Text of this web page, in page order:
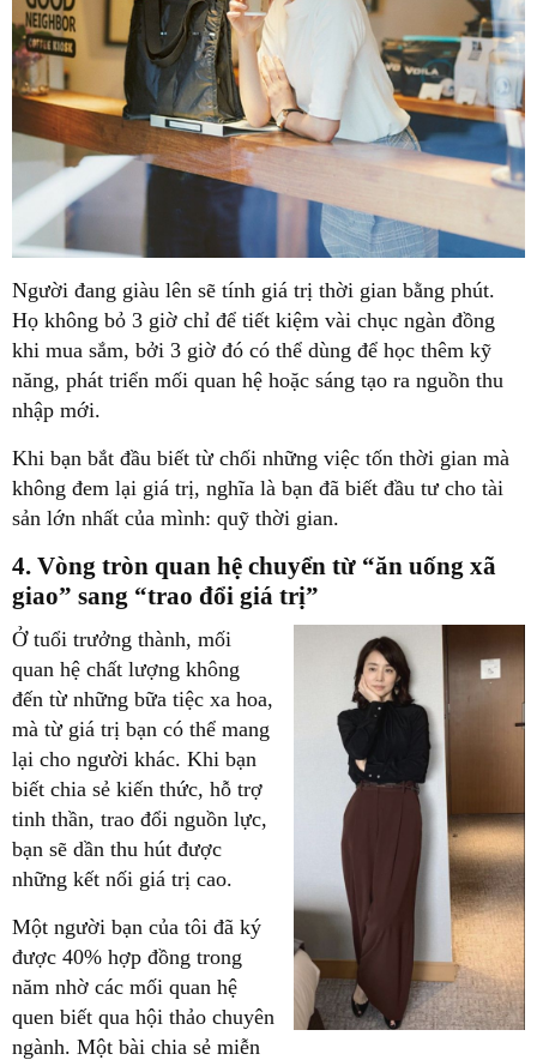
Người đang giàu lên sẽ tính giá trị thời gian bằng phút.
Họ không bỏ 3 giờ chỉ để tiết kiệm vài chục ngàn đồng
khi mua sắm, bởi 3 giờ đó có thể dùng để học thêm kỹ
năng, phát triển mối quan hệ hoặc sáng tạo ra nguồn thu
nhập mới.
Khi bạn bắt đầu biết từ chối những việc tốn thời gian mà
không đem lại giá trị, nghĩa là bạn đã biết đầu tư cho tài
sản lớn nhất của mình: quỹ thời gian.
4. Vòng tròn quan hệ chuyển từ “ăn uống xã
giao” sang “trao đổi giá trị”
Ở tuổi trưởng thành, mối
quan hệ chất lượng không
đến từ những bữa tiệc xa hoa,
mà từ giá trị bạn có thể mang
lại cho người khác. Khi bạn
biết chia sẻ kiến thức, hỗ trợ
tinh thần, trao đổi nguồn lực,
bạn sẽ dần thu hút được
những kết nối giá trị cao.
Một người bạn của tôi đã ký
được 40% hợp đồng trong
năm nhờ các mối quan hệ
quen biết qua hội thảo chuyên
ngành. Một bài chia sẻ miễn